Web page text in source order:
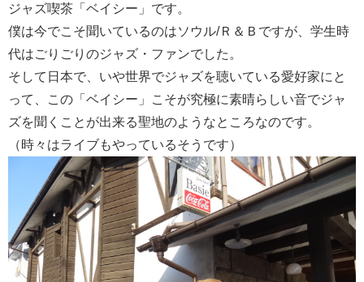
ジャズ喫茶「ベイシー」です。
僕は今でこそ聞いているのはソウル/Ｒ＆Ｂですが、学生時
代はごりごりのジャズ・ファンでした。
そして日本で、いや世界でジャズを聴いている愛好家にと
って、この「ベイシー」こそが究極に素晴らしい音でジャ
ズを聞くことが出来る聖地のようなところなのです。
（時々はライブもやっているそうです）